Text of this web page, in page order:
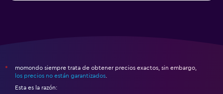
*
momondo siempre trata de obtener precios exactos, sin embargo,
los precios no están garantizados
Esta es la razón: